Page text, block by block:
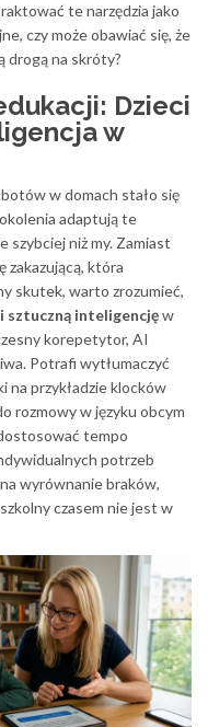
te narzędzia jako
czy może obawiać się, że
drogą na skróty?
Dzieci
w
w domach stało się
adaptują te
szybciej niż my. Zamiast
zakazującą, która
skutek, warto zrozumieć,
sztuczną inteligencjęw
korepetytor, AI
Potrafi wytłumaczyć
na przykładzie klocków
rozmowy w języku obcym
tempo
potrzeb
wyrównanie braków,
czasem nie jest w